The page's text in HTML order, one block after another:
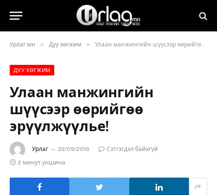
Урлаг.мн » Дуу хөгжим » Улаан манжингийн шүүсээр өөрийгөө эрүүлжүүлье!
ДУУ ХӨГЖИМ
Улаан манжингийн
шүүсээр өөрийгөө
эрүүлжүүлье!
Урлаг 22/09/2016
Сэтгэгдэл байхгүй
2 минут уншина